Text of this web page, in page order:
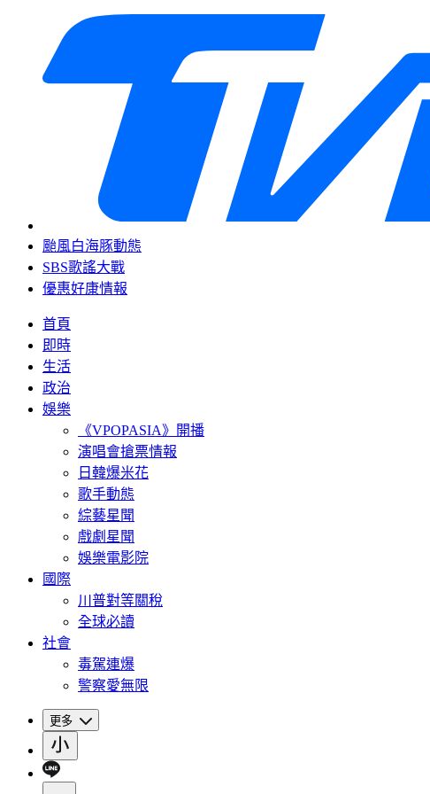
颱風白海豚動態
SBS歌謠大戰
優惠好康情報
首頁
即時
生活
政治
娛樂
《VPOPASIA》開播
演唱會搶票情報
日韓爆米花
歌手動態
綜藝星聞
戲劇星聞
娛樂電影院
國際
川普對等關稅
全球必讀
社會
毒駕連爆
警察愛無限
更多